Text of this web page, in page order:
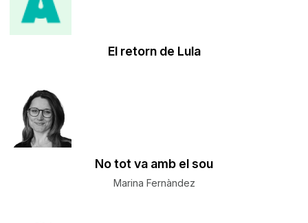
El retorn de Lula
No tot va amb el sou
Marina Fernàndez